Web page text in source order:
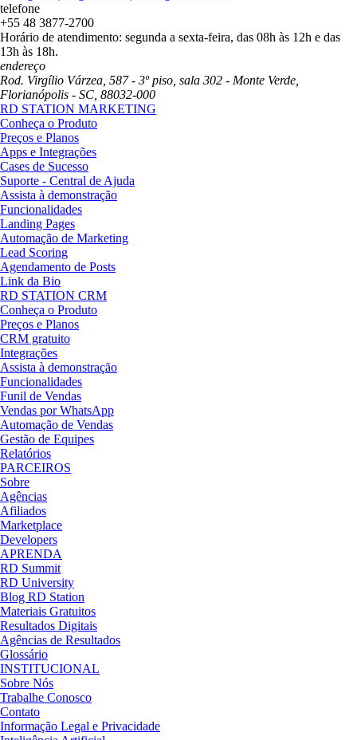
telefone
+55 48 3877-2700
Horário de atendimento: segunda a sexta-feira, das 08h às 12h e das
13h às 18h.
endereço
Rod. Virgílio Várzea, 587 - 3º piso, sala 302 - Monte Verde,
Florianópolis - SC, 88032-000
RD STATION MARKETING
Conheça o Produto
Preços e Planos
Apps e Integrações
Cases de Sucesso
Suporte - Central de Ajuda
Assista à demonstração
Funcionalidades
Landing Pages
Automação de Marketing
Lead Scoring
Agendamento de Posts
Link da Bio
RD STATION CRM
Conheça o Produto
Preços e Planos
CRM gratuito
Integrações
Assista à demonstração
Funcionalidades
Funil de Vendas
Vendas por WhatsApp
Automação de Vendas
Gestão de Equipes
Relatórios
PARCEIROS
Sobre
Agências
Afiliados
Marketplace
Developers
APRENDA
RD Summit
RD University
Blog RD Station
Materiais Gratuitos
Resultados Digitais
Agências de Resultados
Glossário
INSTITUCIONAL
Sobre Nós
Trabalhe Conosco
Contato
Informação Legal e Privacidade